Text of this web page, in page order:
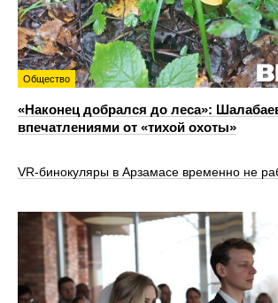
Общество
«Наконец добрался до леса»:
впечатлениями от «тихой охоты»
VR‑бинокуляры в Арзамасе временно не